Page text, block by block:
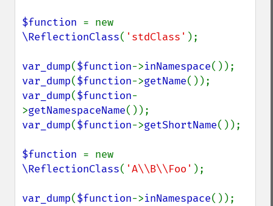
$function
\ReflectionClass( 'stdClass' );
var_dump($function->inNamespace
var_dump($function->getName
var_dump($function-
>getNamespaceName
var_dump($function->getShortName());
$function
\ReflectionClass( 'A\\B\\Foo' );
var_dump($function->inNamespace